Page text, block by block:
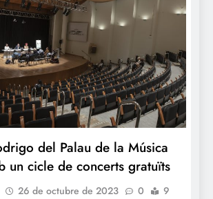
del Palau de la Música
un cicle de concerts gratuïts
26 de octubre de 2023 0
9